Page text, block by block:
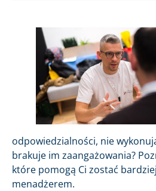
odpowiedzialności, nie
brakuje im zaangażowania?
które pomogą Ci zostać
menadżerem.